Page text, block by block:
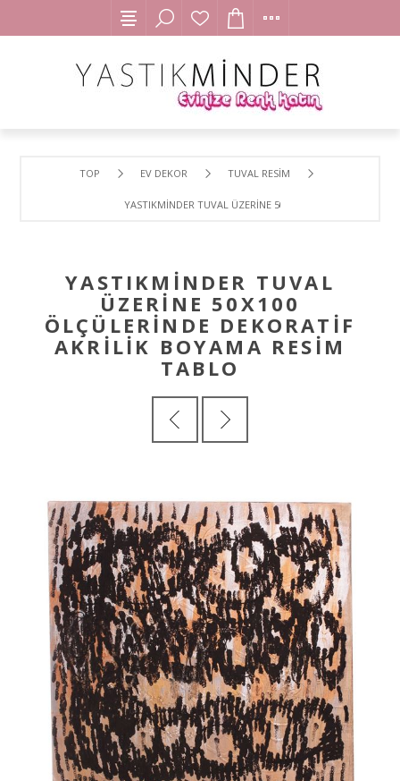
TOP EV DEKOR TUVAL RESİM
YASTIKMİNDER TUVAL ÜZERİNE 50X100 ÖLÇÜLERİNDE
YASTIKMİNDER TUVAL
ÜZERİNE 50X100
ÖLÇÜLERİNDE DEKORATİF
AKRİLİK BOYAMA RESİM
TABLO